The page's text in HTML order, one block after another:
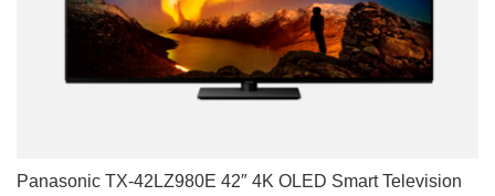
Panasonic TX-42LZ980E 42″ 4K OLED Smart Television